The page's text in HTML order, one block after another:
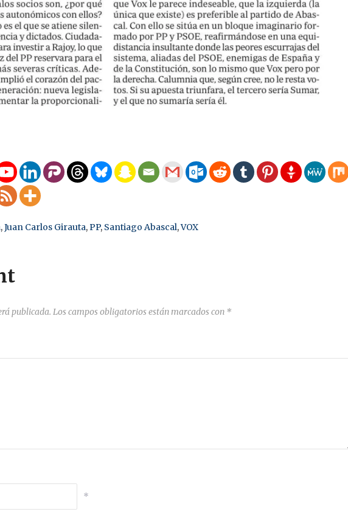
,Juan Carlos Girauta,PP, Santiago Abascal,VOX
publicada. Los campos obligatorios están marcados con *
*